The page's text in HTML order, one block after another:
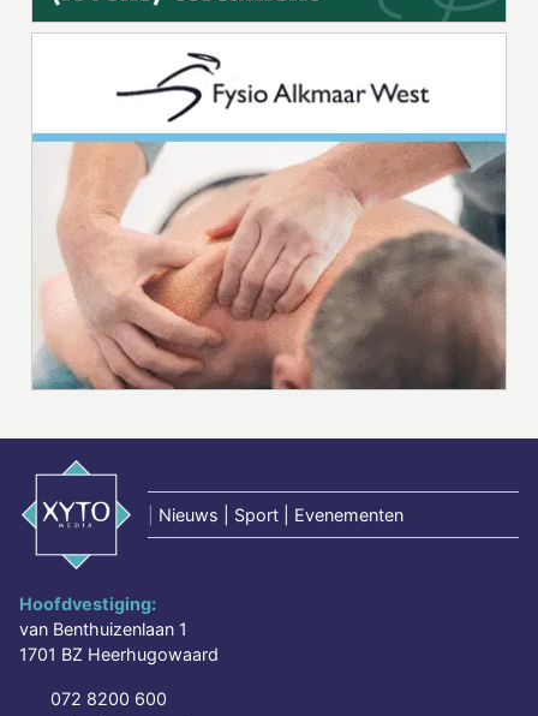
Nieuws | Sport | Evenementen
Hoofdvestiging:
van Benthuizenlaan 1
1701 BZ Heerhugowaard
072 8200 600